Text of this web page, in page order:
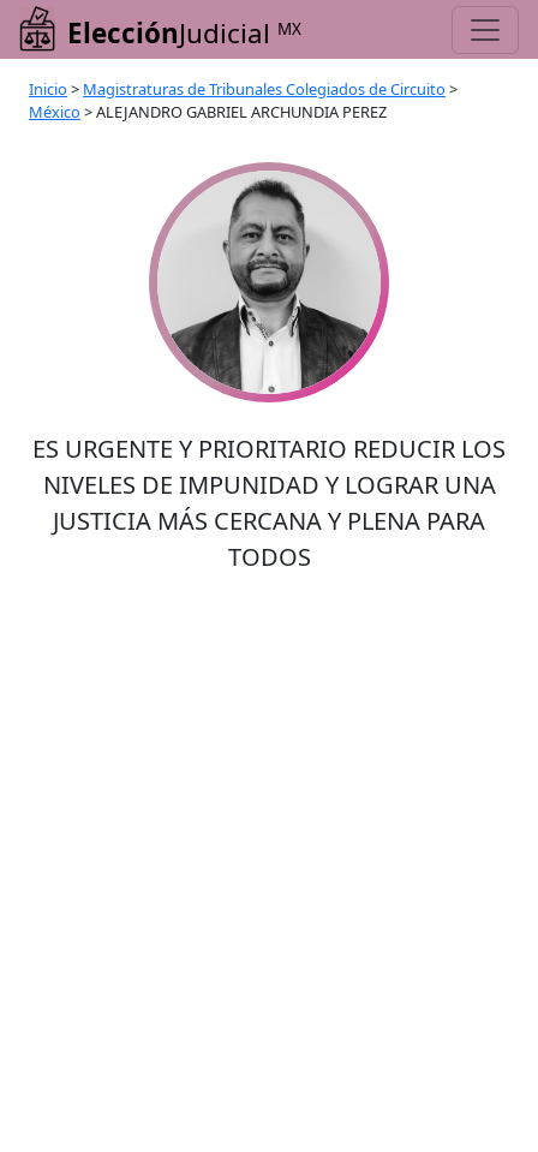
ElecciónJudicial MX
Inicio > Magistraturas de Tribunales Colegiados de Circuito >
México >ALEJANDRO GABRIEL ARCHUNDIA PEREZ
ES URGENTE Y PRIORITARIO REDUCIR LOS
NIVELES DE IMPUNIDAD Y LOGRAR UNA
JUSTICIA MÁS CERCANA Y PLENA PARA
TODOS